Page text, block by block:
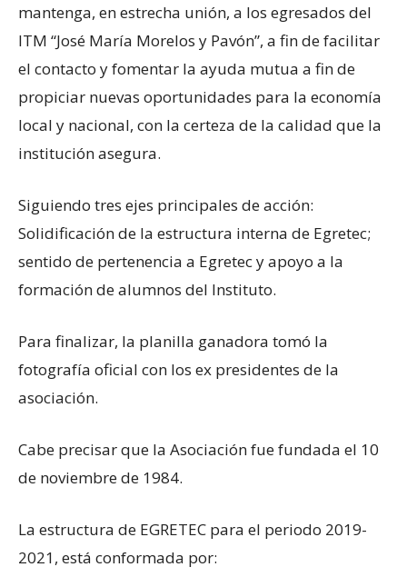
mantenga, en estrecha unión, a los egresados del
ITM “José María Morelos y Pavón”, a fin de facilitar
el contacto y fomentar la ayuda mutua a fin de
propiciar nuevas oportunidades para la economía
local y nacional, con la certeza de la calidad que la
institución asegura.
Siguiendo tres ejes principales de acción:
Solidificación de la estructura interna de Egretec;
sentido de pertenencia a Egretec y apoyo a la
formación de alumnos del Instituto.
Para finalizar, la planilla ganadora tomó la
fotografía oficial con los ex presidentes de la
asociación.
Cabe precisar que la Asociación fue fundada el 10
de noviembre de 1984.
La estructura de EGRETEC para el periodo 2019-
2021, está conformada por: